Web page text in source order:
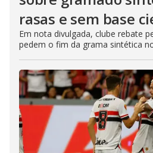
rasas e sem base
Em nota divulgada, clube rebate
pedem o fim da grama sintética